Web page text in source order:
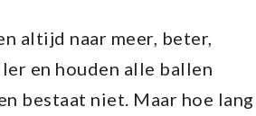
altijd naar meer, beter,
en houden alle ballen
bestaat niet. Maar hoe lang